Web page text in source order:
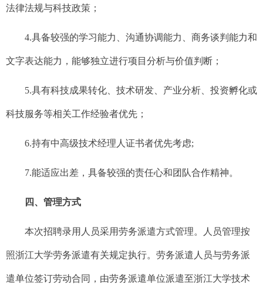
法律法规与科技政策；
4.具备较强的学习能力、沟通协调能力、商务谈判能力和
文字表达能力，能够独立进行项目分析与价值判断；
5.具有科技成果转化、技术研发、产业分析、投资孵化或
科技服务等相关工作经验者优先；
6.持有中高级技术经理人证书者优先考虑;
7.能适应出差，具备较强的责任心和团队合作精神。
四、管理方式
本次招聘录用人员采用劳务派遣方式管理。人员管理按
照浙江大学劳务派遣有关规定执行。劳务派遣人员与劳务派
遣单位签订劳动合同，由劳务派遣单位派遣至浙江大学技术